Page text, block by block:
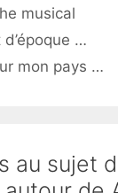
musical
…
mon pays …
au sujet